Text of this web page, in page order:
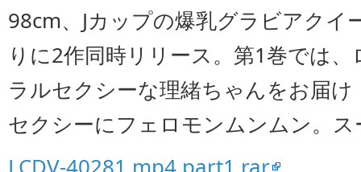
98cm、Jカップの爆乳グラビアクイ
りに2作同時リリース。第1巻では
ラルセクシーな理緒ちゃんをお届
セクシーにフェロモンムンムン。
LCDV-40281.mp4.part1.rar